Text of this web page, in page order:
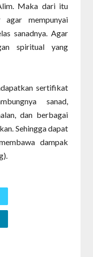
Maka dari itu
mempunyai
sanadnya. Agar
spiritual yang
sertifikat
sanad,
dan berbagai
Sehingga dapat
dampak